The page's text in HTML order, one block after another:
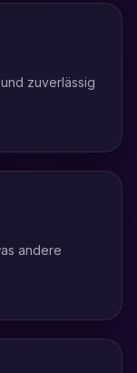
zuverlässig
andere